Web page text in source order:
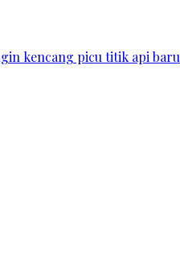
kencang picu titik api baru